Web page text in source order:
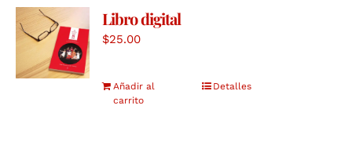
Libro digital
$25.00
Añadir al
carrito
Detalles